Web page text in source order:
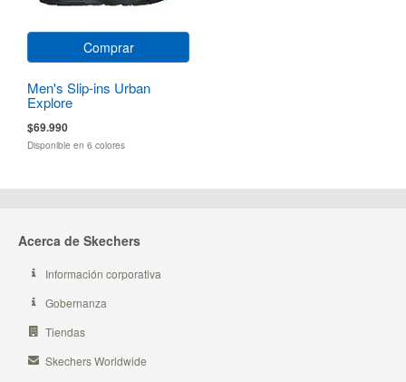
Comprar
Men's Slip-ins Urban
Explore
$69.990
Disponible en 6 colores
Acerca de Skechers
Información corporativa
Gobernanza
Tiendas
Skechers Worldwide